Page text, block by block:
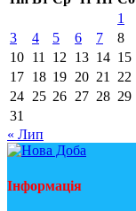
1
3
4 5 6 7 8
10 11 12 13 14 15
17 18 19 20 21 22
24 25 26 27 28 29
31
« Лип
Інформація